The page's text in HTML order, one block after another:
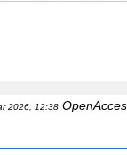
2026, 12:38